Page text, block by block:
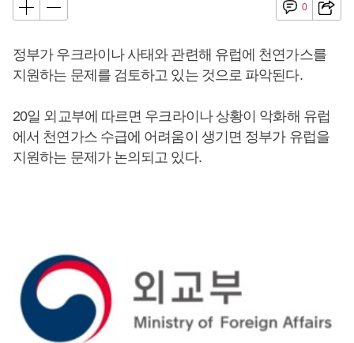
0
정부가 우크라이나 사태와 관련해 유럽에 천연가스를
지원하는 문제를 검토하고 있는 것으로 파악된다.
20일 외교부에 따르면 우크라이나 상황이 악화해 유럽
에서 천연가스 수급에 어려움이 생기면 정부가 유럽을
지원하는 문제가 논의되고 있다.